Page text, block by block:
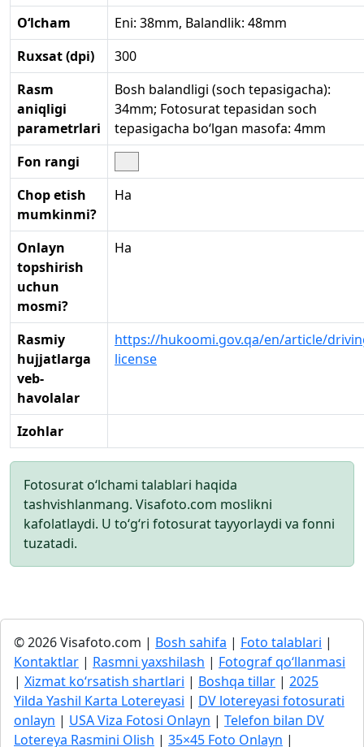
O‘lcham
Eni: 38mm, Balandlik: 48mm
Ruxsat (dpi)
300
Rasm
aniqligi
parametrlari
Bosh balandligi (soch tepasigacha):
34mm; Fotosurat tepasidan soch
tepasigacha bo‘lgan masofa: 4mm
Fon rangi
Chop etish
mumkinmi?
Ha
Onlayn
topshirish
uchun
mosmi?
Ha
Rasmiy
hujjatlarga
veb-
havolalar
https://hukoomi.gov.qa/en/article/
license
Izohlar
Fotosurat o‘lchami talablari haqida
tashvishlanmang. Visafoto.com moslikni
kafolatlaydi. U to‘g‘ri fotosurat tayyorlaydi va fonni
tuzatadi.
© 2026 Visafoto.com | Bosh sahifa | Foto talablari |
Kontaktlar | Rasmni yaxshilash | Fotograf qo‘llanmasi
| Xizmat ko‘rsatish shartlari | Boshqa tillar | 2025
Yilda Yashil Karta Lotereyasi | DV lotereyasi fotosurati
onlayn | USA Viza Fotosi Onlayn | Telefon bilan DV
Lotereya Rasmini Olish | 35×45 Foto Onlayn |